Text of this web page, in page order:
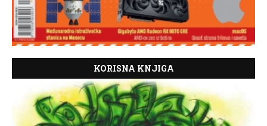
KORISNA KNJIGA